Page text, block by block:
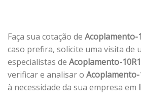
Faça sua cotação de Acoplamento-
caso prefira, solicite uma visita de
especialistas de Acoplamento-
verificar e analisar o Acoplamento-
à necessidade da sua empresa em